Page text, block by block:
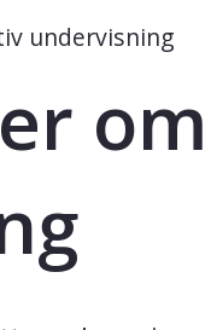
undervisning